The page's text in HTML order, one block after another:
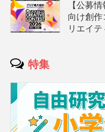
【公募
向け創作
リエイ
特集